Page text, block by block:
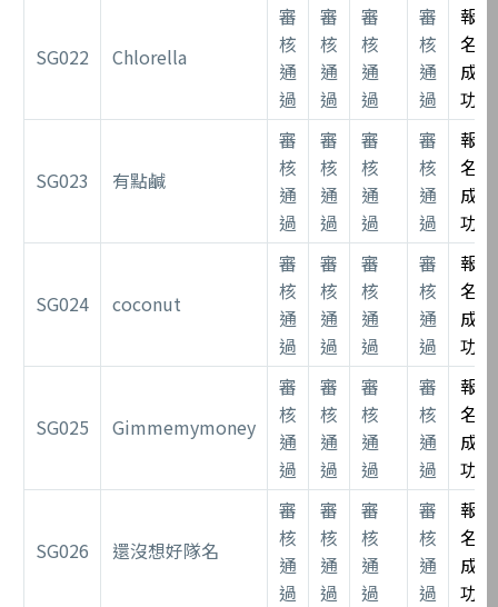
SG022 Chlorella
審
核
通
過
審
核
通
過
審
核
通
過
審
核
通
過
報
名
成
功
SG023 有點鹹
審
核
通
過
審
核
通
過
審
核
通
過
審
核
通
過
報
名
成
功
SG024 coconut
審
核
通
過
審
核
通
過
審
核
通
過
審
核
通
過
報
名
成
功
SG025 Gimmemymoney
審
核
通
過
審
核
通
過
審
核
通
過
審
核
通
過
報
名
成
功
SG026 還沒想好隊名
審
核
通
過
審
核
通
過
審
核
通
過
審
核
通
過
報
名
成
功